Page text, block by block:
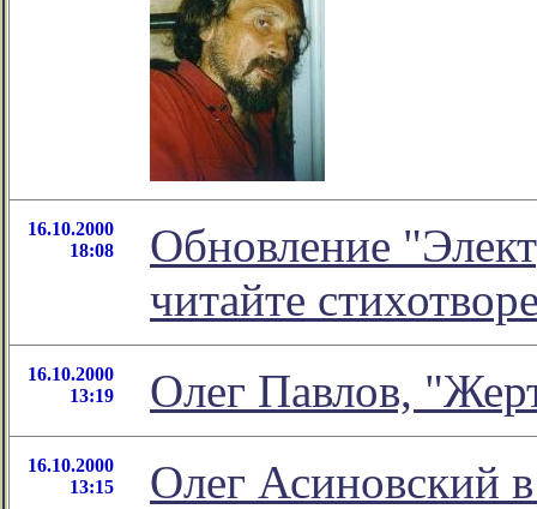
16.10.2000
18:08
Обновление
читайте
16.10.2000
13:19
Олег Павлов,
16.10.2000
13:15
Олег Асиновский